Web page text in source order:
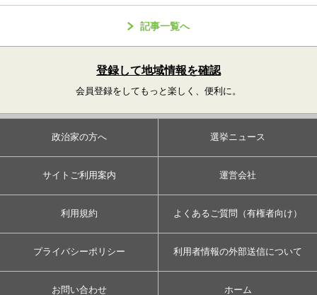
記事一覧へ
登録して地域情報を確認
会員登録をしてもっと楽しく、便利に。
政治家の方へ 選挙ニュース
サイトご利用案内 運営会社
利用規約 よくあるご質問（有権者向け）
プライバシーポリシー 利用者情報の外部送信について
お問い合わせ ホーム